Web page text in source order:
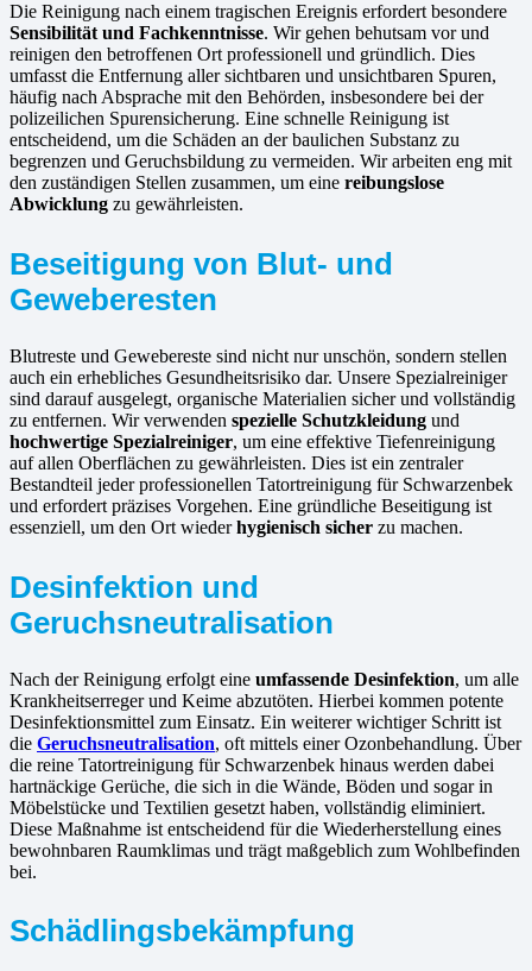
Die Reinigung nach einem tragischen Ereignis erfordert besondere
Sensibilität und Fachkenntnisse. Wir gehen behutsam vor und
reinigen den betroffenen Ort professionell und gründlich. Dies
umfasst die Entfernung aller sichtbaren und unsichtbaren Spuren,
häufig nach Absprache mit den Behörden, insbesondere bei der
polizeilichen Spurensicherung. Eine schnelle Reinigung ist
entscheidend, um die Schäden an der baulichen Substanz zu
begrenzen und Geruchsbildung zu vermeiden. Wir arbeiten eng mit
den zuständigen Stellen zusammen, um eine reibungslose
Abwicklung zu gewährleisten.
Beseitigung von Blut- und
Geweberesten
Blutreste und Gewebereste sind nicht nur unschön, sondern stellen
auch ein erhebliches Gesundheitsrisiko dar. Unsere Spezialreiniger
sind darauf ausgelegt, organische Materialien sicher und vollständig
zu entfernen. Wir verwenden spezielle Schutzkleidung und
hochwertige Spezialreiniger, um eine effektive Tiefenreinigung
auf allen Oberflächen zu gewährleisten. Dies ist ein zentraler
Bestandteil jeder professionellen Tatortreinigung für Schwarzenbek
und erfordert präzises Vorgehen. Eine gründliche Beseitigung ist
essenziell, um den Ort wiederhygienisch sicher zu machen.
Desinfektion und
Geruchsneutralisation
Nach der Reinigung erfolgt eine umfassende Desinfektion, um alle
Krankheitserreger und Keime abzutöten. Hierbei kommen potente
Desinfektionsmittel zum Einsatz. Ein weiterer wichtiger Schritt ist
die Geruchsneutralisation, oft mittels einer Ozonbehandlung. Über
die reine Tatortreinigung für Schwarzenbek hinaus werden dabei
hartnäckige Gerüche, die sich in die Wände, Böden und sogar in
Möbelstücke und Textilien gesetzt haben, vollständig eliminiert.
Diese Maßnahme ist entscheidend für die Wiederherstellung eines
bewohnbaren Raumklimas und trägt maßgeblich zum Wohlbefinden
bei.
Schädlingsbekämpfung